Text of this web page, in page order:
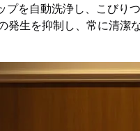
を自動洗浄し、こびり
発生を抑制し、常に清